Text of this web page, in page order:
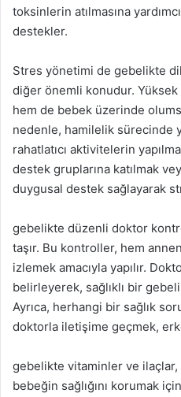
toksinlerin atılmasına
destekler.
Stres yönetimi de gebelikte
diğer önemli konudur.
hem de bebek üzerinde
nedenle, hamilelik sürecinde
rahatlatıcı aktivitelerin
destek gruplarına katılmak
duygusal destek sağlayarak
gebelikte düzenli doktor
taşır. Bu kontroller, hem
izlemek amacıyla yapılır.
belirleyerek, sağlıklı bir
Ayrıca, herhangi bir sağlık
doktorla iletişime geçmek,
gebelikte vitaminler ve
bebeğin sağlığını korumak